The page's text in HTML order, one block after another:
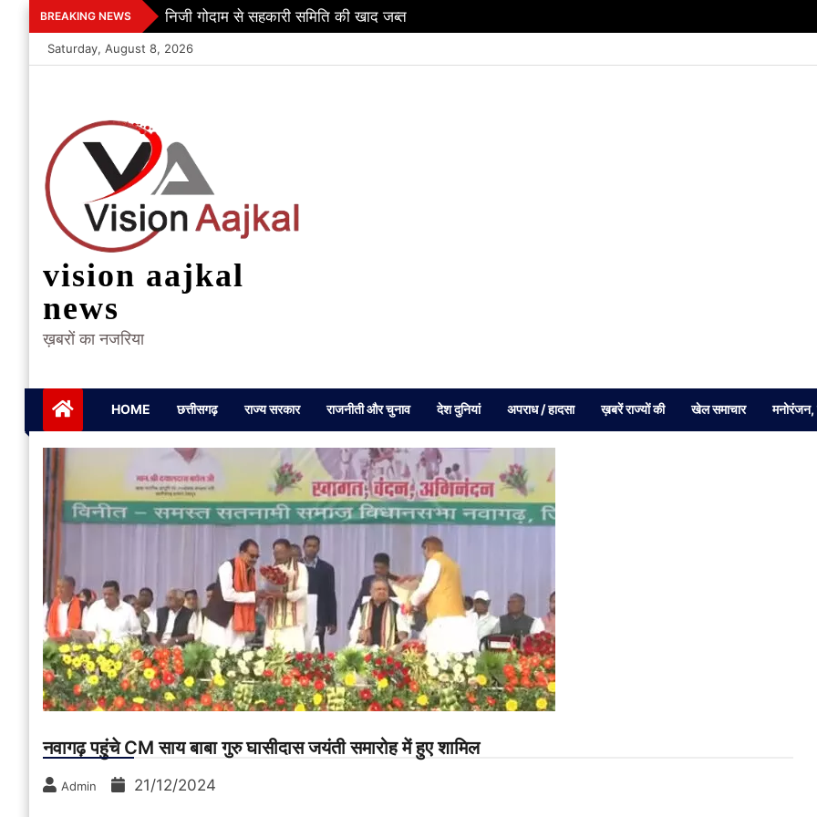
Skip
to
content
BREAKING NEWS निजी गोदाम से सहकारी समिति की खाद जब्त
Saturday, August 8, 2026
vision aajkal
news
ख़बरों का नजरिया
HOME छत्तीसगढ़ राज्य सरकार राजनीती और चुनाव देश दुनियां अपराध / हादसा ख़बरें राज्यों की खेल समाचार
नवागढ़ पहुंचे CM साय बाबा गुरु घासीदास जयंती समारोह में हुए शामिल
Admin 21/12/2024